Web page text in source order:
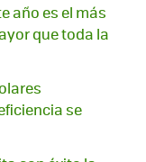
año es el más
que toda la
se